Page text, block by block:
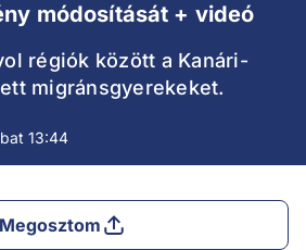
módosítását + videó
régiók között a Kanári-
migránsgyerekeket.
13:44
Megosztom